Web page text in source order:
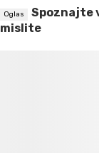
Spoznajte
mislite